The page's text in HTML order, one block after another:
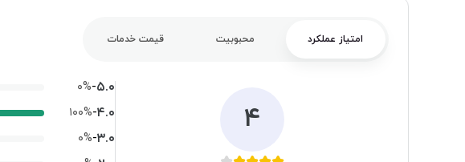
امتیاز عملکرد محبوبیت قیمت خدمات
۴
۵.۰-۰%
۴.۰-۱۰۰%
۳.۰-۰%